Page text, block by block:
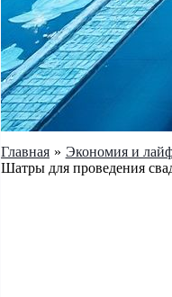
Главная
Экономия и
Шатры для проведения